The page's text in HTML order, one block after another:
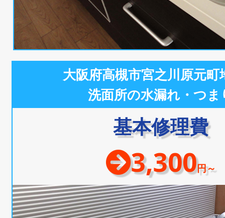
大阪府高槻市宮之川原元町
洗面所の水漏れ・つま
基本修理費
3,300円～